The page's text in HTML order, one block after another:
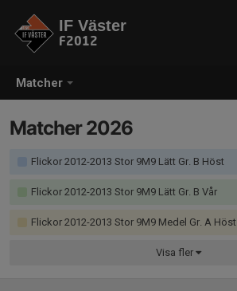
Matcher
IF Väster
F2012
Matcher 2026
Flickor 2012-2013 Stor 9M9 Lätt Gr. B Höst
Flickor 2012-2013 Stor 9M9 Lätt Gr. B Vår
Flickor 2012-2013 Stor 9M9 Medel Gr. A Höst
Visa fler